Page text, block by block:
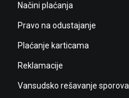
Načini plaćanja
Pravo na odustajanje
Plaćanje karticama
Reklamacije
Vansudsko rešavanje sporova